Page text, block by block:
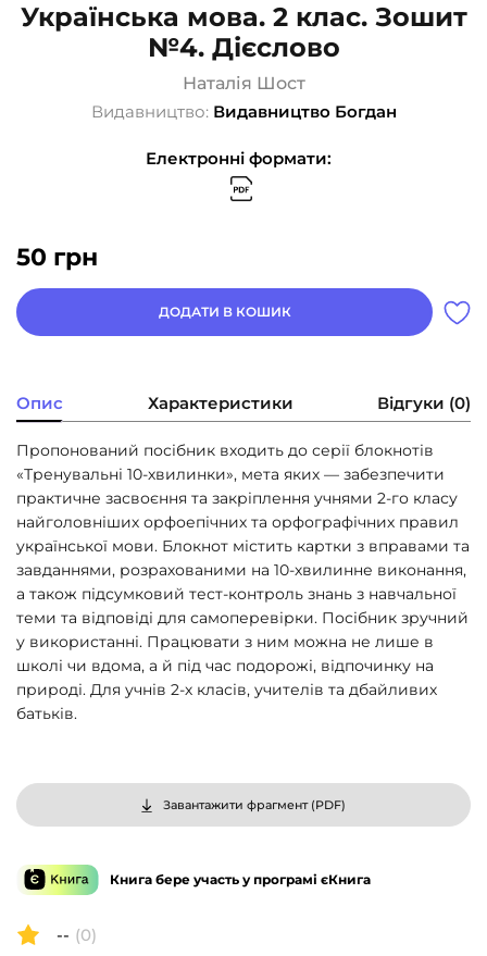
Українська мова. 2 клас. Зошит
№4. Дієслово
Наталія Шост
Видавництво: Видавництво Богдан
Електронні формати:
50 грн
ДОДАТИ В КОШИК
Опис Характеристики Відгуки (0)
Пропонований посібник входить до серії блокнотів
«Тренувальні 10-хвилинки», мета яких — забезпечити
практичне засвоєння та закріплення учнями 2-го класу
найголовніших орфоепічних та орфографічних правил
української мови. Блокнот містить картки з вправами та
завданнями, розрахованими на 10-хвилинне виконання,
а також підсумковий тест-контроль знань з навчальної
теми та відповіді для самоперевірки. Посібник зручний
у використанні. Працювати з ним можна не лише в
школі чи вдома, а й під час подорожі, відпочинку на
природі. Для учнів 2-х класів, учителів та дбайливих
батьків.
Завантажити фрагмент (PDF)
Книга бере участь у програмі єКнига
-- (0)